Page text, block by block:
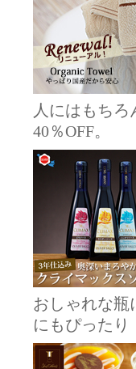
人にはもち
40％OFF。
おしゃれな
にもぴったり